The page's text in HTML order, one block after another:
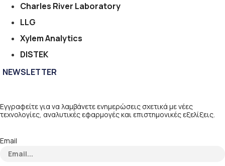
Charles River Laboratory
LLG
Xylem Analytics
DISTEK
NEWSLETTER
Εγγραφείτε για να λαμβάνετε ενημερώσεις σχετικά με νέες
τεχνολογίες, αναλυτικές εφαρμογές και επιστημονικές εξελίξεις.
Email